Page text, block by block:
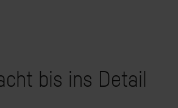
bis ins Detail